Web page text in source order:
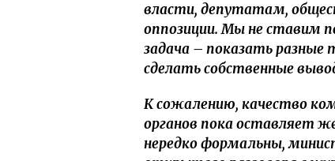
власти, депутатам,
оппозиции. Мы не ставим
задача – показать
сделать собственные
К сожалению, качество
органов пока оставляет
нередко формальны,